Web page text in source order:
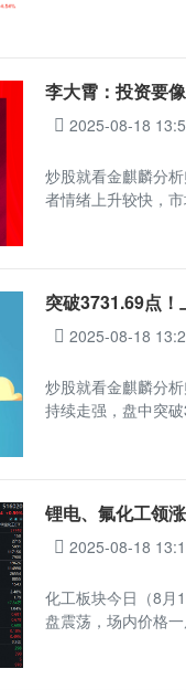
李大霄：投资要
2025-08-18
炒股就看金麒麟分
者情绪上升较快，
突破3731.69点
2025-08-18
炒股就看金麒麟分
持续走强，盘中突
锂电、氟化工领
2025-08-18
化工板块今日（8月
盘震荡，场内价格